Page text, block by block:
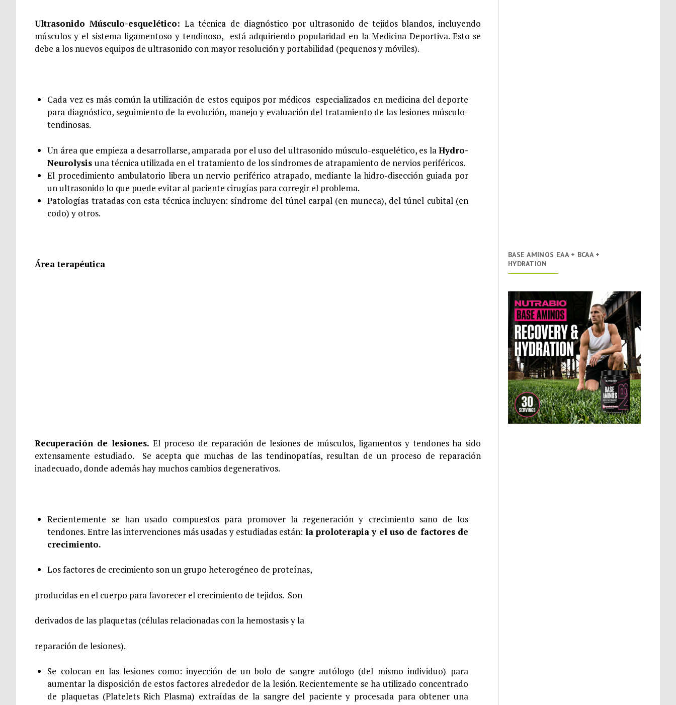
Ultrasonido Músculo-esquelético:La técnica de diagnóstico por ultrasonido de tejidos blandos, incluyendo
músculos y el sistema ligamentoso y tendinoso, está adquiriendo popularidad en la Medicina Deportiva. Esto se
debe a los nuevos equipos de ultrasonido con mayor resolución y portabilidad (pequeños y móviles).
Cada vez es más común la utilización de estos equipos por médicos especializados en medicina del deporte
para diagnóstico, seguimiento de la evolución, manejo y evaluación del tratamiento de las lesiones músculo-
tendinosas.
Un área que empieza a desarrollarse, amparada por el uso del ultrasonido músculo-esquelético, es laHydro-
Neurolysisuna técnica utilizada en el tratamiento de los síndromes de atrapamiento de nervios periféricos.
El procedimiento ambulatorio libera un nervio periférico atrapado, mediante la hidro-disección guiada por
un ultrasonido lo que puede evitar al paciente cirugías para corregir el problema.
Patologías tratadas con esta técnica incluyen: síndrome del túnel carpal (en muñeca), del túnel cubital (en
codo) y otros.
Área terapéutica
Recuperación de lesiones. El proceso de reparación de lesiones de músculos, ligamentos y tendones ha sido
extensamente estudiado. Se acepta que muchas de las tendinopatías, resultan de un proceso de reparación
inadecuado, donde además hay muchos cambios degenerativos.
Recientemente se han usado compuestos para promover la regeneración y crecimiento sano de los
tendones. Entre las intervenciones más usadas y estudiadas están: la proloterapia y el uso de factores de
crecimiento.
Los factores de crecimiento son un grupo heterogéneo de proteínas,
producidas en el cuerpo para favorecer el crecimiento de tejidos. Son
derivados de las plaquetas (células relacionadas con la hemostasis y la
reparación de lesiones).
Se colocan en las lesiones como: inyección de un bolo de sangre autólogo (del mismo individuo) para
aumentar la disposición de estos factores alrededor de la lesión. Recientemente se ha utilizado concentrado
de plaquetas (Platelets Rich Plasma) extraídas de la sangre del paciente y procesada para obtener una
BASE AMINOS EAA + BCAA +
HYDRATION